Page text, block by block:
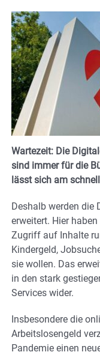
Wartezeit: Die
sind immer für die
lässt sich am
Deshalb werden die
erweitert. Hier
Zugriff auf Inhalte
Kindergeld,
sie wollen. Das
in den stark
Services wider.
Insbesondere die
Arbeitslosengeld
Pandemie einen